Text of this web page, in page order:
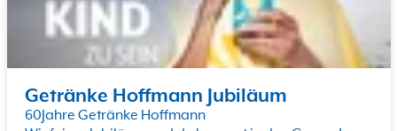
Getränke Hoffmann Jubiläum
60Jahre Getränke Hoffmann